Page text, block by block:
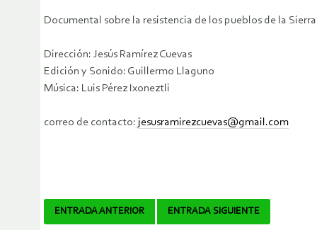
Documental sobre la resistencia de los pueblos de la
Dirección: Jesús Ramírez Cuevas
Edición y Sonido: Guillermo Llaguno
Música: Luis Pérez Ixoneztli
correo de contacto: jesusramirezcuevas@gmail.com
Navegador
ENTRADA ANTERIOR ENTRADA SIGUIENTE